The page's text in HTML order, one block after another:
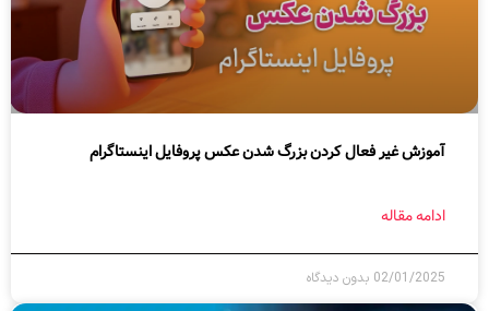
آموزش غیر فعال کردن بزرگ شدن عکس پروفایل اینستاگرام
ادامه مقاله
02/01/2025 بدون دیدگاه